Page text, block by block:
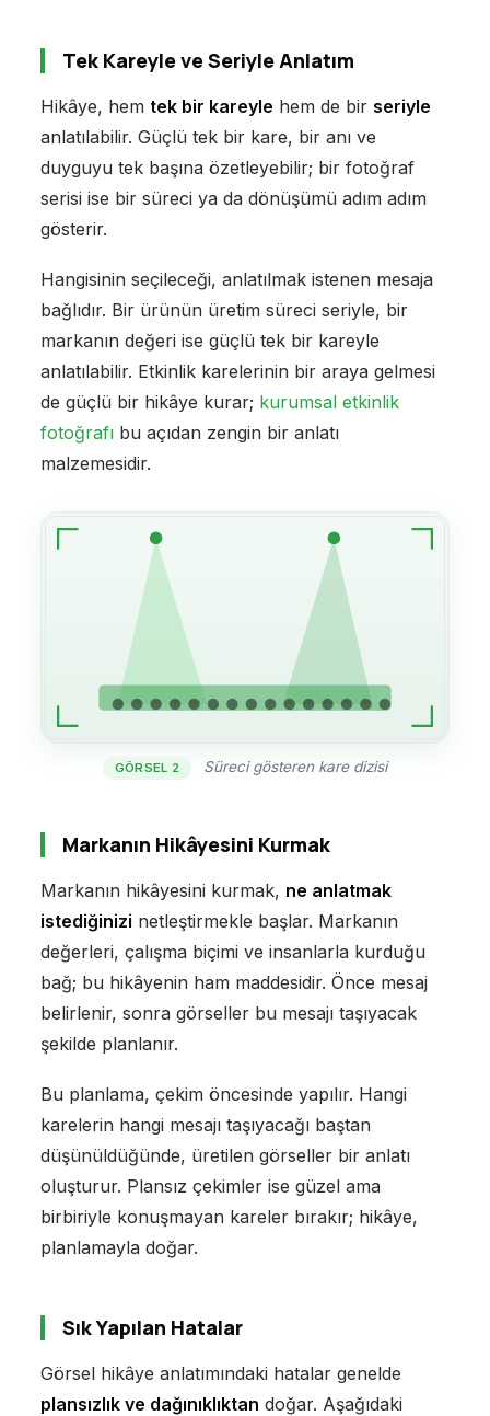
Tek Kareyle ve Seriyle Anlatım
Hikâye, hem tek bir kareyle hem de bir seriyle
anlatılabilir. Güçlü tek bir kare, bir anı ve
duyguyu tek başına özetleyebilir; bir fotoğraf
serisi ise bir süreci ya da dönüşümü adım adım
gösterir.
Hangisinin seçileceği, anlatılmak istenen mesaja
bağlıdır. Bir ürünün üretim süreci seriyle, bir
markanın değeri ise güçlü tek bir kareyle
anlatılabilir. Etkinlik karelerinin bir araya gelmesi
de güçlü bir hikâye kurar; kurumsal etkinlik
fotoğrafıbu açıdan zengin bir anlatı
malzemesidir.
GÖRSEL 2 Süreci gösteren kare dizisi
Markanın Hikâyesini Kurmak
Markanın hikâyesini kurmak, ne anlatmak
istediğinizi netleştirmekle başlar. Markanın
değerleri, çalışma biçimi ve insanlarla kurduğu
bağ; bu hikâyenin ham maddesidir. Önce mesaj
belirlenir, sonra görseller bu mesajı taşıyacak
şekilde planlanır.
Bu planlama, çekim öncesinde yapılır. Hangi
karelerin hangi mesajı taşıyacağı baştan
düşünüldüğünde, üretilen görseller bir anlatı
oluşturur. Plansız çekimler ise güzel ama
birbiriyle konuşmayan kareler bırakır; hikâye,
planlamayla doğar.
Sık Yapılan Hatalar
Görsel hikâye anlatımındaki hatalar genelde
plansızlık ve dağınıklıktan doğar. Aşağıdaki